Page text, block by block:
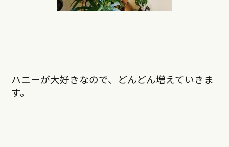
ハニーが大好きなので、どんどん増えていきま
す。